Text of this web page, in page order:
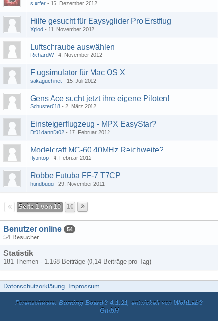
s.urfer 16. Dezember 2012
Hilfe gesucht für Eaysyglider Pro Erstflug
Xplod 11. November 2012
Luftschraube auswählen
RichardW 4. November 2012
Flugsimulator für Mac OS X
sakaguchinet 15. Juli 2012
Gens Ace sucht jetzt ihre eigene Piloten!
Schuster018 2. März 2012
Einsteigerflugzeug - MPX EasyStar?
Dt01dannDt02 17. Februar 2012
Modelcraft MC-60 40MHz Reichweite?
flyontop 4. Februar 2012
Robbe Futuba FF-7 T7CP
hundbugg 29. November 2011
Seite 1 von 10 10
Benutzer online 54
54 Besucher
Statistik
181 Themen - 1.168 Beiträge (0,14 Beiträge pro Tag)
Datenschutzerklärung Impressum
Forensoftware: Burning Board® 4.1.21, entwickelt von WoltLab®
GmbH